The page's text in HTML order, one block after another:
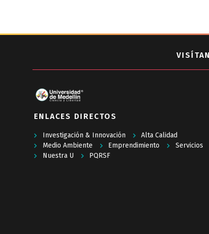
ENLACES DIRECTOS
Investigación & Innovación
Alta Calidad
Medio Ambiente
Emprendimiento
Servicios
Nuestra U
PQRSF